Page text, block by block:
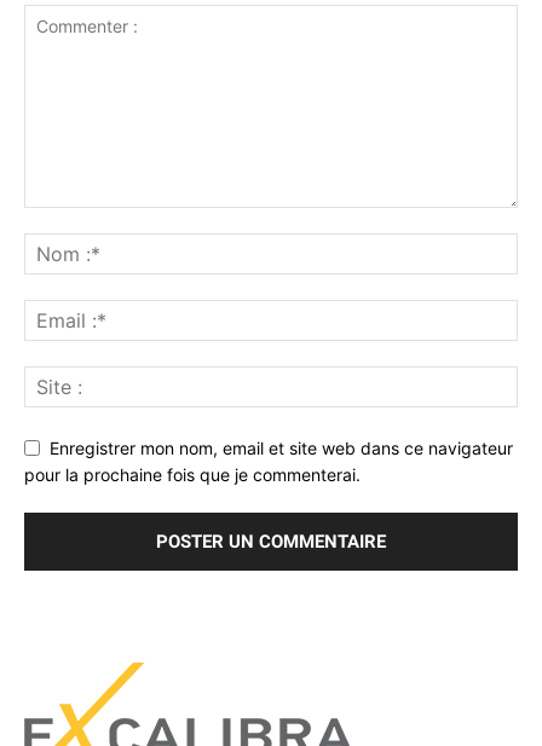
Enregistrer mon nom, email et site web dans ce navigateur
pour la prochaine fois que je commenterai.